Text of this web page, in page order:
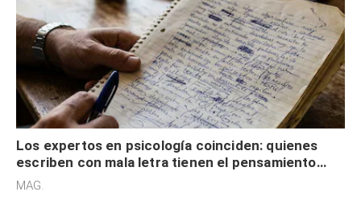
Los expertos en psicología coinciden: quienes
escriben con mala letra tienen el pensamiento
acelerado y no lo hacen por desinterés
MAG.